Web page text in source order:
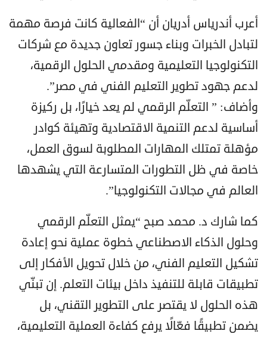
أعرب أندرياس أدريان أن “الفعالية كانت فرصة مهمة
لتبادل الخبرات وبناء جسور تعاون جديدة مع شركات
التكنولوجيا التعليمية ومقدمي الحلول الرقمية،
لدعم جهود تطوير التعليم الفني في مصر”.
وأضاف: ” التعلّم الرقمي لم يعد خيارًا، بل ركيزة
أساسية لدعم التنمية الاقتصادية وتهيئة كوادر
مؤهلة تمتلك المهارات المطلوبة لسوق العمل،
خاصة في ظل التطورات المتسارعة التي يشهدها
العالم في مجالات التكنولوجيا”.
كما شارك د. محمد صبح “يمثل التعلّم الرقمي
وحلول الذكاء الاصطناعي خطوة عملية نحو إعادة
تشكيل التعليم الفني، من خلال تحويل الأفكار إلى
تطبيقات قابلة للتنفيذ داخل بيئات التعلم. إن تبنّي
هذه الحلول لا يقتصر على التطوير التقني، بل
يضمن تطبيقًا فعّالًا يرفع كفاءة العملية التعليمية،